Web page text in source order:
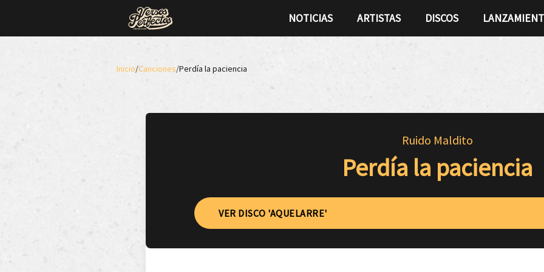
NOTICIAS ARTISTAS DISCOS
Inicio/Canciones/Perdía la paciencia
Ruido Maldito
Perdía la paciencia
VER DISCO 'AQUELARRE'